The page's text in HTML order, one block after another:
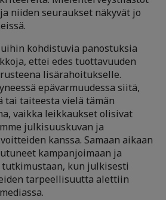
niiden seuraukset näkyvät jo
kohdistuvia panostuksia
ettei edes tuottavuuden
lisärahoitukselle.
epävarmuudessa siitä,
tai taiteesta vielä tämän
vaikka leikkaukset olisivat
julkisuuskuvan ja
kanssa. Samaan aikaan
kampanjoimaan ja
tutkimustaan, kun julkisesti
tarpeellisuutta alettiin